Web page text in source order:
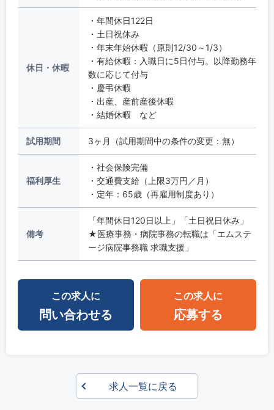
休日・休暇
・年間休日122日
・土日祝休み
・年末年始休暇（原則12/30～1/3）
・有給休暇：入職日に5日付与。以降勤務年
数に応じて付与
・慶弔休暇
・出産、産前産後休暇
・結婚休暇 など
試用期間 3ヶ月（試用期間中の条件の変更：無）
福利厚生
・社会保険完備
・交通費支給（上限3万円／月）
・定年：65歳（再雇用制度あり）
備考
「年間休日120日以上」「土日祝日休み」
★医療事務・病院事務の転職は「エムステ
ージ病院事務職 求職支援」
この求人に
問い合わせる
この求人に
応募する
求人一覧に戻る